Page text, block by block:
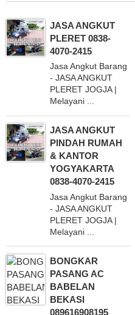
JASA ANGKUT
PLERET 0838-
4070-2415
Jasa Angkut Barang
- JASA ANGKUT
PLERET JOGJA |
Melayani ...
JASA ANGKUT
PINDAH RUMAH
& KANTOR
YOGYAKARTA
0838-4070-2415
Jasa Angkut Barang
- JASA ANGKUT
PLERET JOGJA |
Melayani ...
BONGKAR
PASANG AC
BABELAN
BEKASI
089616908195